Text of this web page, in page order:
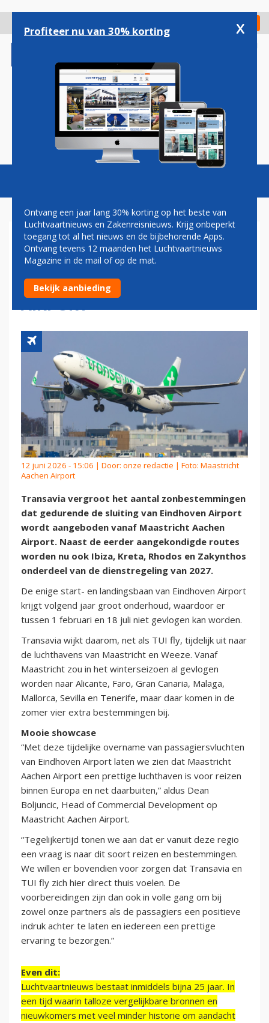
gaan
Check in
Magazine Podcasts Vacatures
TRANSAVIA BREIDT UIT OP
TIJDELIJKE BASIS
MAASTRICHT AACHEN
AIRPORT
12 juni 2026 - 15:06 | Door: onze redactie | Foto: Maastricht
Aachen Airport
Transavia vergroot het aantal zonbestemmingen
dat gedurende de sluiting van Eindhoven Airport
wordt aangeboden vanaf Maastricht Aachen
Airport. Naast de eerder aangekondigde routes
worden nu ook Ibiza, Kreta, Rhodos en Zakynthos
onderdeel van de dienstregeling van 2027.
De enige start- en landingsbaan van Eindhoven Airport
krijgt volgend jaar groot onderhoud, waardoor er
tussen 1 februari en 18 juli niet gevlogen kan worden.
Transavia wijkt daarom, net als TUI fly, tijdelijk uit naar
de luchthavens van Maastricht en Weeze. Vanaf
Maastricht zou in het winterseizoen al gevlogen
worden naar Alicante, Faro, Gran Canaria, Malaga,
Mallorca, Sevilla en Tenerife, maar daar komen in de
zomer vier extra bestemmingen bij.
Mooie showcase
“Met deze tijdelijke overname van passagiersvluchten
van Eindhoven Airport laten we zien dat Maastricht
Aachen Airport een prettige luchthaven is voor reizen
binnen Europa en net daarbuiten,” aldus Dean
Boljuncic, Head of Commercial Development op
Maastricht Aachen Airport.
“Tegelijkertijd tonen we aan dat er vanuit deze regio
een vraag is naar dit soort reizen en bestemmingen.
We willen er bovendien voor zorgen dat Transavia en
TUI fly zich hier direct thuis voelen. De
voorbereidingen zijn dan ook in volle gang om bij
zowel onze partners als de passagiers een positieve
indruk achter te laten en iedereen een prettige
ervaring te bezorgen.”
Even dit:
Luchtvaartnieuws bestaat inmiddels bijna 25 jaar. In
een tijd waarin talloze vergelijkbare bronnen en
nieuwkomers met veel minder historie om aandacht
Profiteer nu van 30% korting x
Ontvang een jaar lang 30% korting op het beste van
Luchtvaartnieuws en Zakenreisnieuws. Krijg onbeperkt
toegang tot al het nieuws en de bijbehorende Apps.
Ontvang tevens 12 maanden het Luchtvaartnieuws
Magazine in de mail of op de mat.
Bekijk aanbieding